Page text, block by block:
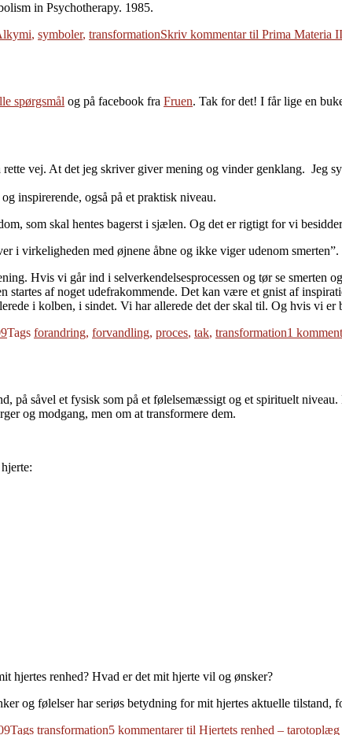
in Psychotherapy. 1985.
, symboler, transformationSkriv kommentartil Prima Materia II
spørgsmål og på facebook fra Fruen. Tak for det! I får lige en
vej. At det jeg skriver giver mening og vinder genklang. Jeg
inspirerende, også på et praktisk niveau.
som skal hentes bagerst i sjælen. Og det er rigtigt for vi
i virkeligheden med øjnene åbne og ikke viger udenom smerten”.
Hvis vi går ind i selverkendelsesprocessen og tør se smerten
startes af noget udefrakommende. Det kan være et gnist af
i kolben, i sindet. Vi har allerede det der skal til. Og hvis vi
Tags forandring, forvandling, proces, tak, transformation1
på såvel et fysisk som på et følelsemæssigt og et spirituelt
og modgang, men om at transformere dem.
hjertes renhed? Hvad er det mit hjerte vil og ønsker?
og følelser har seriøs betydning for mit hjertes aktuelle tilstand,
Tags transformation5 kommentarertil Hjertets renhed – tarotoplæg